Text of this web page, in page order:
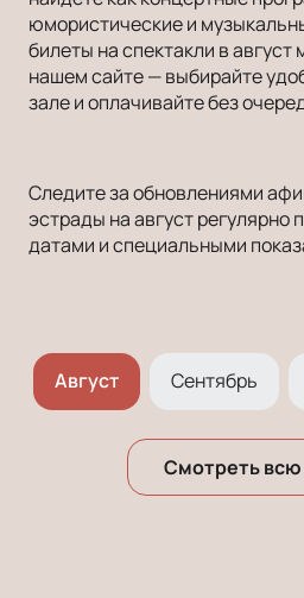
юмористические и
билеты на спектакли в август
нашем сайте — выбирайте
зале и оплачивайте без
Следите за обновлениями
эстрады на август регулярно
датами и специальными
Август Сентябрь
Смотреть